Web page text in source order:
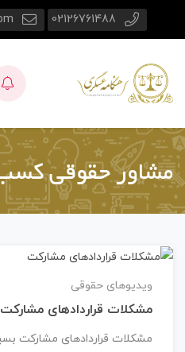
02126761488
مشاور حقوقی
ویدیوهای حقوقی
مشکلات قراردادهای
مشکلات قراردادهای مشارکت